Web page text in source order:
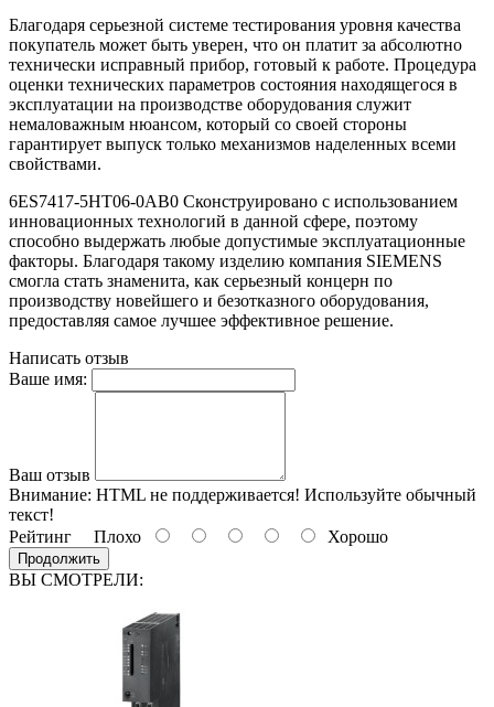
Благодаря серьезной системе тестирования уровня качества
покупатель может быть уверен, что он платит за абсолютно
технически исправный прибор, готовый к работе. Процедура
оценки технических параметров состояния находящегося в
эксплуатации на производстве оборудования служит
немаловажным нюансом, который со своей стороны
гарантирует выпуск только механизмов наделенных всеми
свойствами.
6ES7417-5HT06-0AB0 Сконструировано с использованием
инновационных технологий в данной сфере, поэтому
способно выдержать любые допустимые эксплуатационные
факторы. Благодаря такому изделию компания SIEMENS
смогла стать знаменита, как серьезный концерн по
производству новейшего и безотказного оборудования,
предоставляя самое лучшее эффективное решение.
Написать отзыв
Ваше имя:
Ваш отзыв
Внимание: HTML не поддерживается! Используйте обычный
текст!
Рейтинг Плохо Хорошо
Продолжить
ВЫ СМОТРЕЛИ: